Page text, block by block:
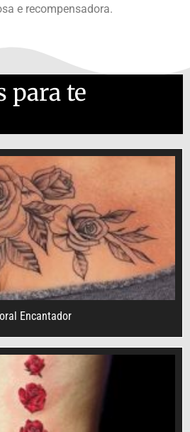
e recompensadora.
para te
Encantador